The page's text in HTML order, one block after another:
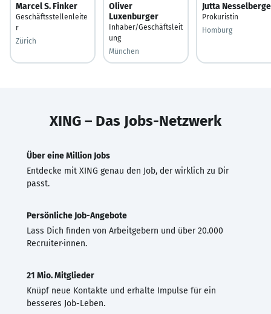
Marcel S. Finker
Geschäftsstellenleite
r
Zürich
Oliver
Luxenburger
Inhaber/Geschäftsleit
ung
München
Jutta
Prokuristin
Homburg
XING – Das Jobs-Netzwerk
Über eine Million Jobs
Entdecke mit XING genau den Job, der wirklich zu Dir
passt.
Persönliche Job-Angebote
Lass Dich finden von Arbeitgebern und über 20.000
Recruiter·innen.
21 Mio. Mitglieder
Knüpf neue Kontakte und erhalte Impulse für ein
besseres Job-Leben.